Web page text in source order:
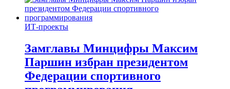
ИТ-проекты
Замглавы Минцифры Максим
Паршин избран президентом
Федерации спортивного